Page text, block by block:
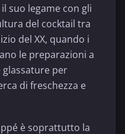
suo legame con gli
del cocktail tra
del XX, quando i
le preparazioni a
per
di freschezza e
è soprattutto la